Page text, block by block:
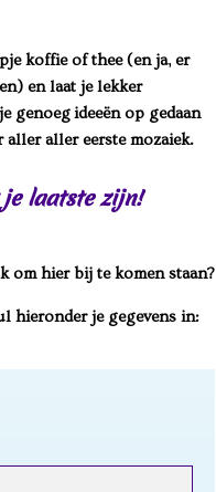
koffie of thee (en ja, er
en laat je lekker
genoeg ideeën op gedaan
aller eerste mozaiek.
laatste zijn!
om hier bij te komen staan?
hieronder je gegevens in: